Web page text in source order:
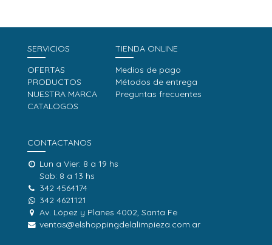
SERVICIOS
OFERTAS
PRODUCTOS
NUESTRA MARCA
CATALOGOS
TIENDA ONLINE
Medios de pago
Métodos de entrega
Preguntas frecuentes
CONTACTANOS
Lun a Vier: 8 a 19 hs
Sab: 8 a 13 hs
342 4564174
342 4621121
Av. López y Planes 4002, Santa Fe
ventas@elshoppingdelalimpieza.com.ar